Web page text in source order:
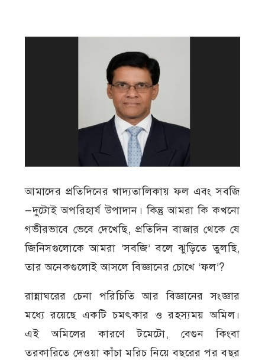
আমাদের প্রতিদিনের খাদ্যতালিকায় ফল এবং সবজি
—দুটোই অপরিহার্য উপাদান। কিন্তু আমরা কি কখনো
গভীরভাবে ভেবে দেখেছি, প্রতিদিন বাজার থেকে যে
জিনিসগুলোকে আমরা ‘সবজি’ বলে ঝুড়িতে তুলছি,
তার অনেকগুলোই আসলে বিজ্ঞানের চোখে ‘ফল’?
রান্নাঘরের চেনা পরিচিতি আর বিজ্ঞানের সংজ্ঞার
মধ্যে রয়েছে একটি চমৎকার ও রহস্যময় অমিল।
এই অমিলের কারণে টমেটো, বেগুন কিংবা
তরকারিতে দেওয়া কাঁচা মরিচ নিয়ে বছরের পর বছর